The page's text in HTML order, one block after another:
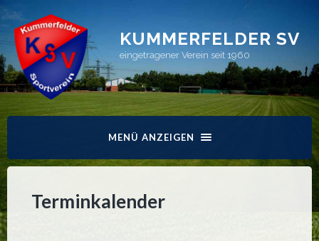
KUMMERFELDER SV
eingetragener Verein seit 1960
MENÜ ANZEIGEN
Terminkalender